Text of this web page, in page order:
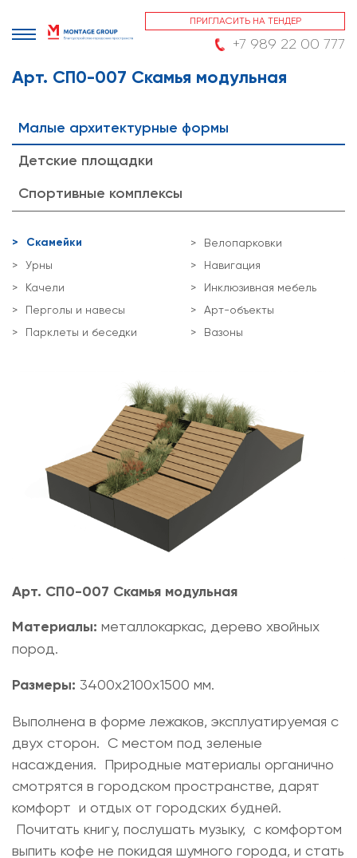
ПРИГЛАСИТЬ НА ТЕНДЕР
+7 989 22 00 777
Арт. СП0-007 Скамья модульная
Малые архитектурные формы
Детские площадки
Спортивные комплексы
Скамейки
Урны
Качели
Перголы и навесы
Парклеты и беседки
Велопарковки
Навигация
Инклюзивная мебель
Арт-объекты
Вазоны
Арт. СП0-007 Скамья модульная
Материалы: металлокаркас, дерево хвойных
пород.
Размеры: 3400х2100х1500 мм.
Выполнена в форме лежаков, эксплуатируемая с
двух сторон. С местом под зеленые
насаждения. Природные материалы органично
смотрятся в городском пространстве, дарят
комфорт и отдых от городских будней.
Почитать книгу, послушать музыку, с комфортом
выпить кофе не покидая шумного города, и стать